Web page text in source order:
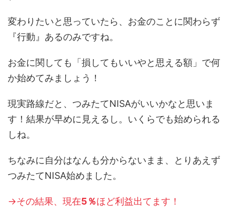
変わりたいと思っていたら、お金のことに関わらず
『行動』あるのみですね。
お金に関しても「損してもいいやと思える額」で何
か始めてみましょう！
現実路線だと、つみたてNISAがいいかなと思いま
す！結果が早めに見えるし。いくらでも始められる
しね。
ちなみに自分はなんも分からないまま、とりあえず
つみたてNISA始めました。
→その結果、現在5％ほど利益出てます！